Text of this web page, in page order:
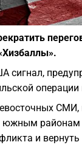
сигнал,
СМИ,
районам
и